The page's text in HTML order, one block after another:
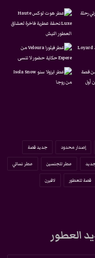
إصدار محدود جديد قصة
عطر للجنسين عطر نسائي
قصة للعطور لافيرن
العطور